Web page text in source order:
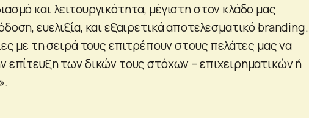
και λειτουργικότητα, μέγιστη στον κλάδο μας
ευελιξία, και εξαιρετικά αποτελεσματικό branding.
με τη σειρά τους επιτρέπουν στους πελάτες μας να
επίτευξη των δικών τους στόχων – επιχειρηματικών ή